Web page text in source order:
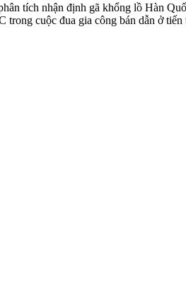
tích nhận định gã khổng lồ Hàn
trong cuộc đua gia công bán dẫn ở